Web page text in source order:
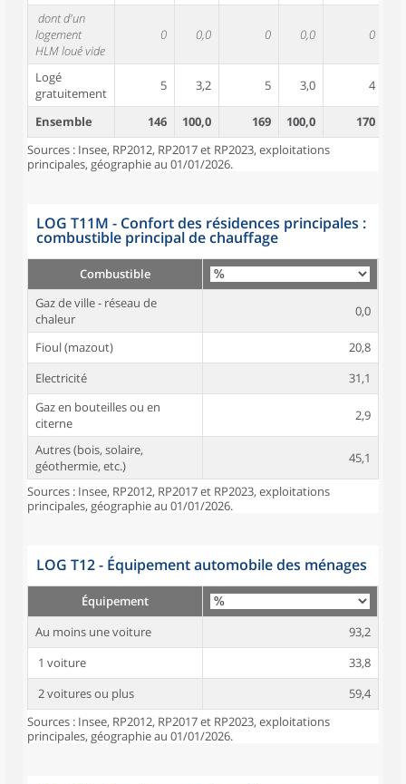
dont d'un
logement
HLM loué vide
0 0,0 0 0,0 0
Logé
gratuitement
5 3,2 5 3,0 4
Ensemble 146 100,0 169 100,0 170
Sources : Insee, RP2012, RP2017 et RP2023, exploitations
principales, géographie au 01/01/2026.
LOG T11M - Confort des résidences principales :
combustible principal de chauffage
Combustible
Gaz de ville - réseau de
chaleur
0,0
Fioul (mazout)
20,8
Electricité
31,1
Gaz en bouteilles ou en
citerne
2,9
Autres (bois, solaire,
géothermie, etc.)
45,1
Sources : Insee, RP2012, RP2017 et RP2023, exploitations
principales, géographie au 01/01/2026.
LOG T12 - Équipement automobile des ménages
Équipement
Au moins une voiture
93,2
1 voiture
33,8
2 voitures ou plus
59,4
Sources : Insee, RP2012, RP2017 et RP2023, exploitations
principales, géographie au 01/01/2026.